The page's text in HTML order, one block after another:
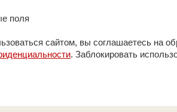
поля
сайтом, вы соглашаетесь на
. Заблокировать